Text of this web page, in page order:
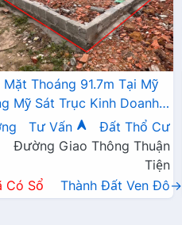
Thoáng 91.7m Tại Mỹ
Mỹ Sát Trục Kinh Doanh -
Lương Chương Mỹ
Tư Vấn
Đất Thổ Cư
Đường Giao Thông Thuận
Tiện
Có Sổ Thành Đất Ven Đô→